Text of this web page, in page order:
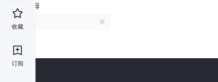
收藏
订阅
首字母